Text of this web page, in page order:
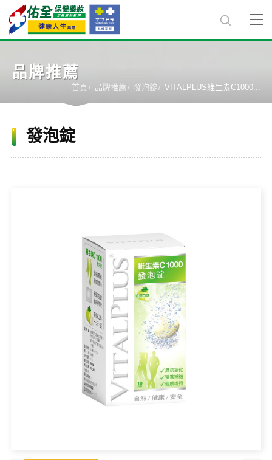
品牌推薦
首頁 品牌推薦 發泡錠 VITALPLUS維生素C1000...
發泡錠